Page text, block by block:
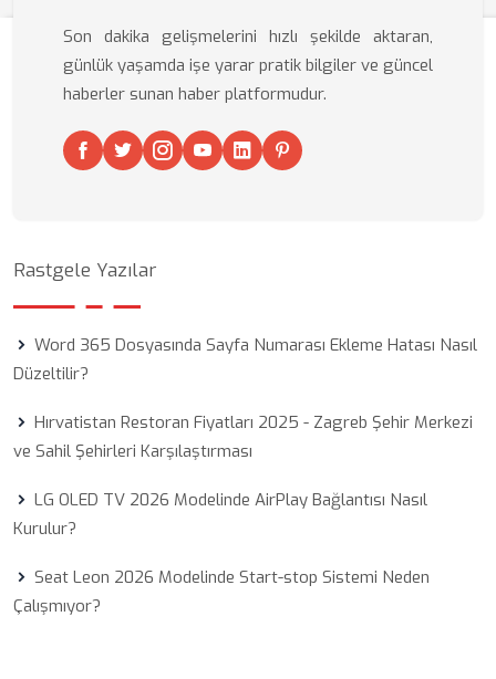
Son dakika gelişmelerini hızlı şekilde aktaran,
günlük yaşamda işe yarar pratik bilgiler ve güncel
haberler sunan haber platformudur.
Rastgele Yazılar
Word 365 Dosyasında Sayfa Numarası Ekleme Hatası Nasıl
Düzeltilir?
Hırvatistan Restoran Fiyatları 2025 - Zagreb Şehir Merkezi
ve Sahil Şehirleri Karşılaştırması
LG OLED TV 2026 Modelinde AirPlay Bağlantısı Nasıl
Kurulur?
Seat Leon 2026 Modelinde Start-stop Sistemi Neden
Çalışmıyor?